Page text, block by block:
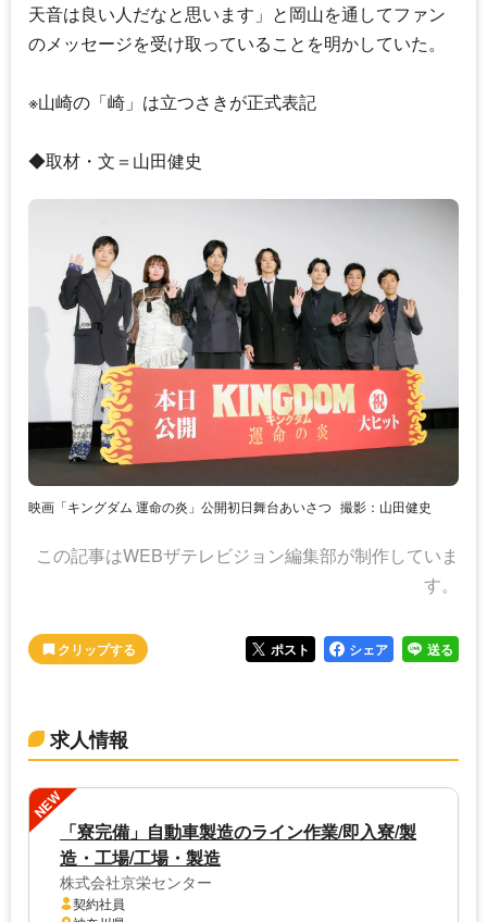
天音は良い人だなと思います」と岡山を通してファン
のメッセージを受け取っていることを明かしていた。
※山崎の「崎」は立つさきが正式表記
◆取材・文＝山田健史
映画「キングダム 運命の炎」公開初日舞台あいさつ 撮影：山田健史
この記事はWEBザテレビジョン編集部が制作していま
す。
ポスト シェア 送る
求人情報
NEW
「寮完備」自動車製造のライン作業/即入寮/製
造・工場/工場・製造
株式会社京栄センター
契約社員